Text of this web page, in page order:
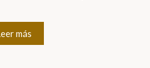
más